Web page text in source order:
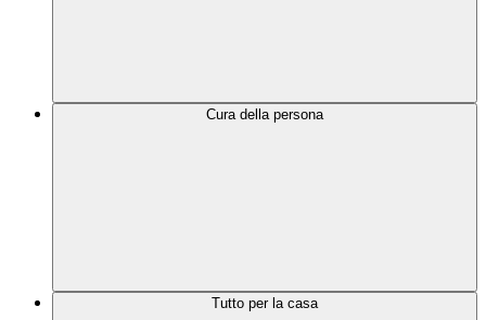
Cura della persona
Tutto per la casa